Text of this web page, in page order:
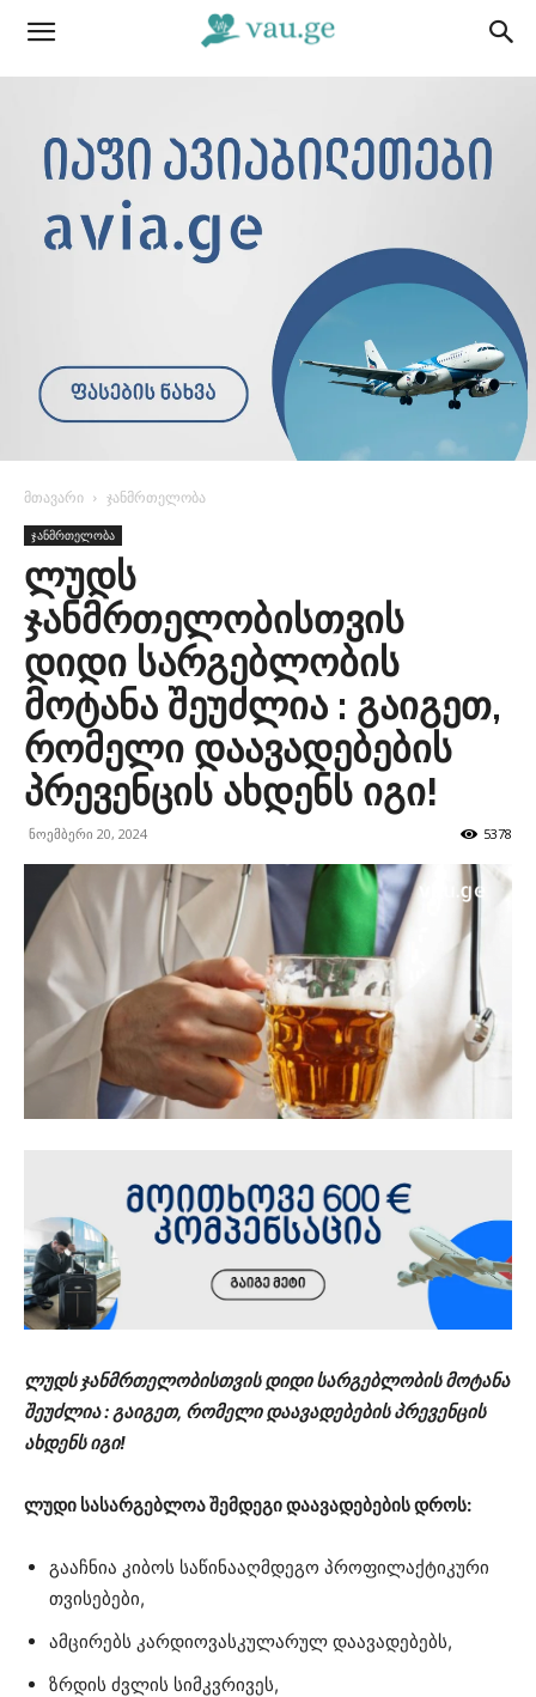
მთავარი ჯანმრთელობა
ჯანმრთელობა
ლუდს
ჯანმრთელობისთვის
დიდი სარგებლობის
მოტანა შეუძლია : გაიგეთ,
რომელი დაავადებების
პრევენცის ახდენს იგი!
ნოემბერი 20, 2024 5378
ლუდს ჯანმრთელობისთვის დიდი სარგებლობის მოტანა
შეუძლია : გაიგეთ, რომელი დაავადებების პრევენცის
ახდენს იგი!
ლუდი სასარგებლოა შემდეგი დაავადებების დროს:
გააჩნია კიბოს საწინააღმდეგო პროფილაქტიკური
თვისებები,
ამცირებს კარდიოვასკულარულ დაავადებებს,
ზრდის ძვლის სიმკვრივეს,